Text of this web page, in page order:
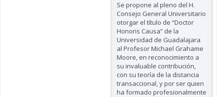
Se propone al pleno del H.
Consejo General Universitario
otorgar el título de “Doctor
Honoris Causa” de la
Universidad de Guadalajara
al Profesor Michael Grahame
Moore, en reconocimiento a
su invaluable contribución,
con su teoría de la distancia
transaccional, y por ser quien
ha formado profesionalmente